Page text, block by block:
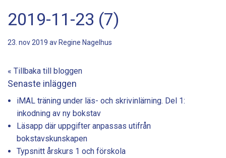
2019-11-23 (7)
23. nov 2019 avRegine Nagelhus
« Tillbaka till bloggen
Senaste inläggen
iMAL träning under läs- och skrivinlärning. Del 1:
inkodning av ny bokstav
Läsapp där uppgifter anpassas utifrån
bokstavskunskapen
Typsnitt årskurs 1 och förskola